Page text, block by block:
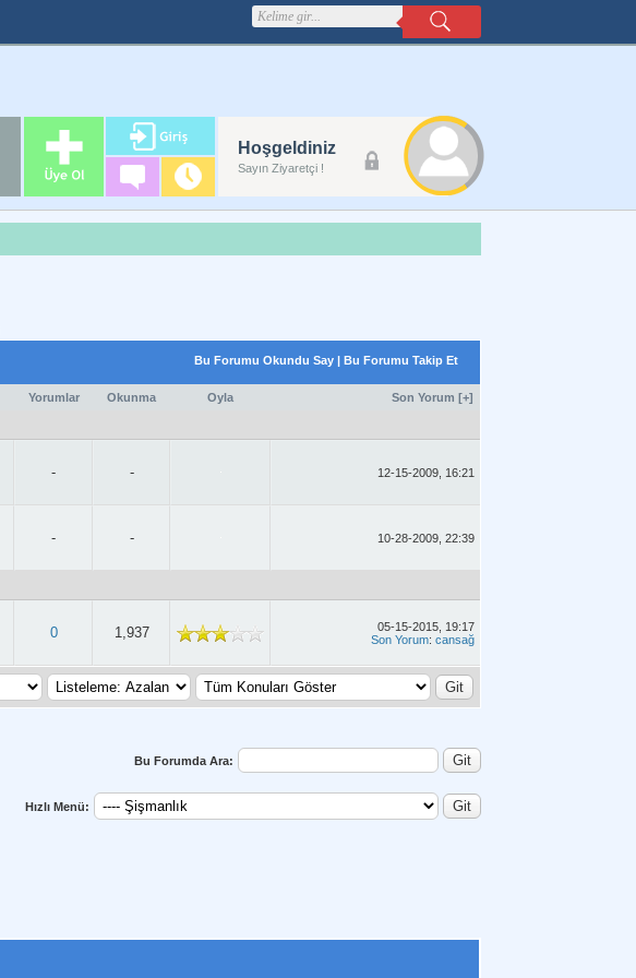
Hoşgeldiniz
Sayın Ziyaretçi !
Forum
Reklam Alanı
Bu Forumu Okundu Say | Bu Forumu Takip Et
Yorumlar Okunma Oyla Son Yorum [+]
- - 12-15-2009, 16:21
- - 10-28-2009, 22:39
0 1,937
05-15-2015, 19:17
Son Yorum: cansağ
Bu Forumda Ara:
Hızlı Menü: